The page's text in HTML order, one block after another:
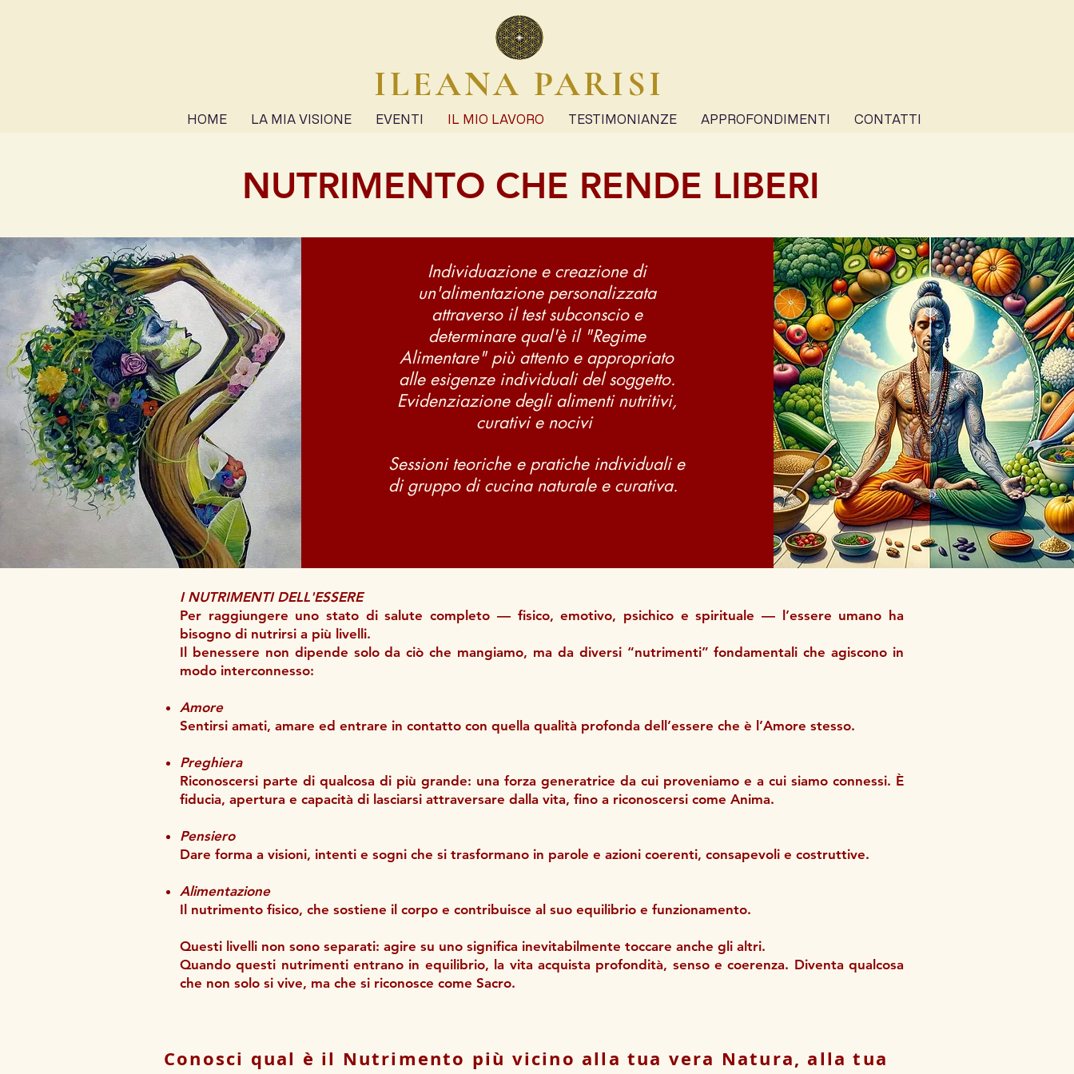
ILEANA PARISI
HOME LA MIA VISIONE EVENTI IL MIO LAVORO TESTIMONIANZE APPROFONDIMENTI CONTATTI
NUTRIMENTO CHE RENDE LIBERI
Individuazione e creazione di
un'alimentazione personalizzata
attraverso il test subconscio e
determinare qual'è il "Regime
Alimentare"più attento e appropriato
alle esigenze individuali del soggetto.
Evidenziazione degli alimenti nutritivi,
curativi e nocivi
Sessioni teoriche e pratiche individuali e
di gruppo di cucina naturale e curativa.
I NUTRIMENTI DELL'ESSERE
Per raggiungere uno stato di salute completo — fisico, emotivo, psichico e spirituale — l’essere umano ha
bisogno di nutrirsi a più livelli.
Il benessere non dipende solo da ciò che mangiamo, ma da diversi “nutrimenti” fondamentali che agiscono in
modo interconnesso:
Amore
Sentirsi amati, amare ed entrare in contatto con quella qualità profonda dell’essere che è l’Amore stesso.
Preghiera
Riconoscersi parte di qualcosa di più grande: una forza generatrice da cui proveniamo e a cui siamo connessi. È
fiducia, apertura e capacità di lasciarsi attraversare dalla vita, fino a riconoscersi come Anima.
Pensiero
Dare forma a visioni, intenti e sogni che si trasformano in parole e azioni coerenti, consapevoli e costruttive.
Alimentazione
Il nutrimento fisico, che sostiene il corpo e contribuisce al suo equilibrio e funzionamento.
Questi livelli non sono separati: agire su uno significa inevitabilmente toccare anche gli altri.
Quando questi nutrimenti entrano in equilibrio, la vita acquista profondità, senso e coerenza. Diventa qualcosa
che non solo si vive, ma che si riconosce come Sacro.
Conosci qual è il Nutrimento più vicino alla tua vera Natura, alla tua